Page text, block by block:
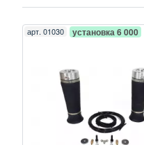
арт. 01030 установка 6 000